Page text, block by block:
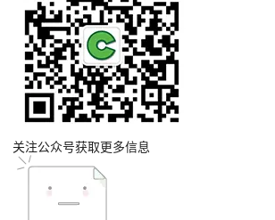
关注公众号获取更多信息